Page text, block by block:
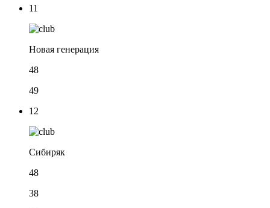
11
Новая генерация
48
49
12
Сибиряк
48
38